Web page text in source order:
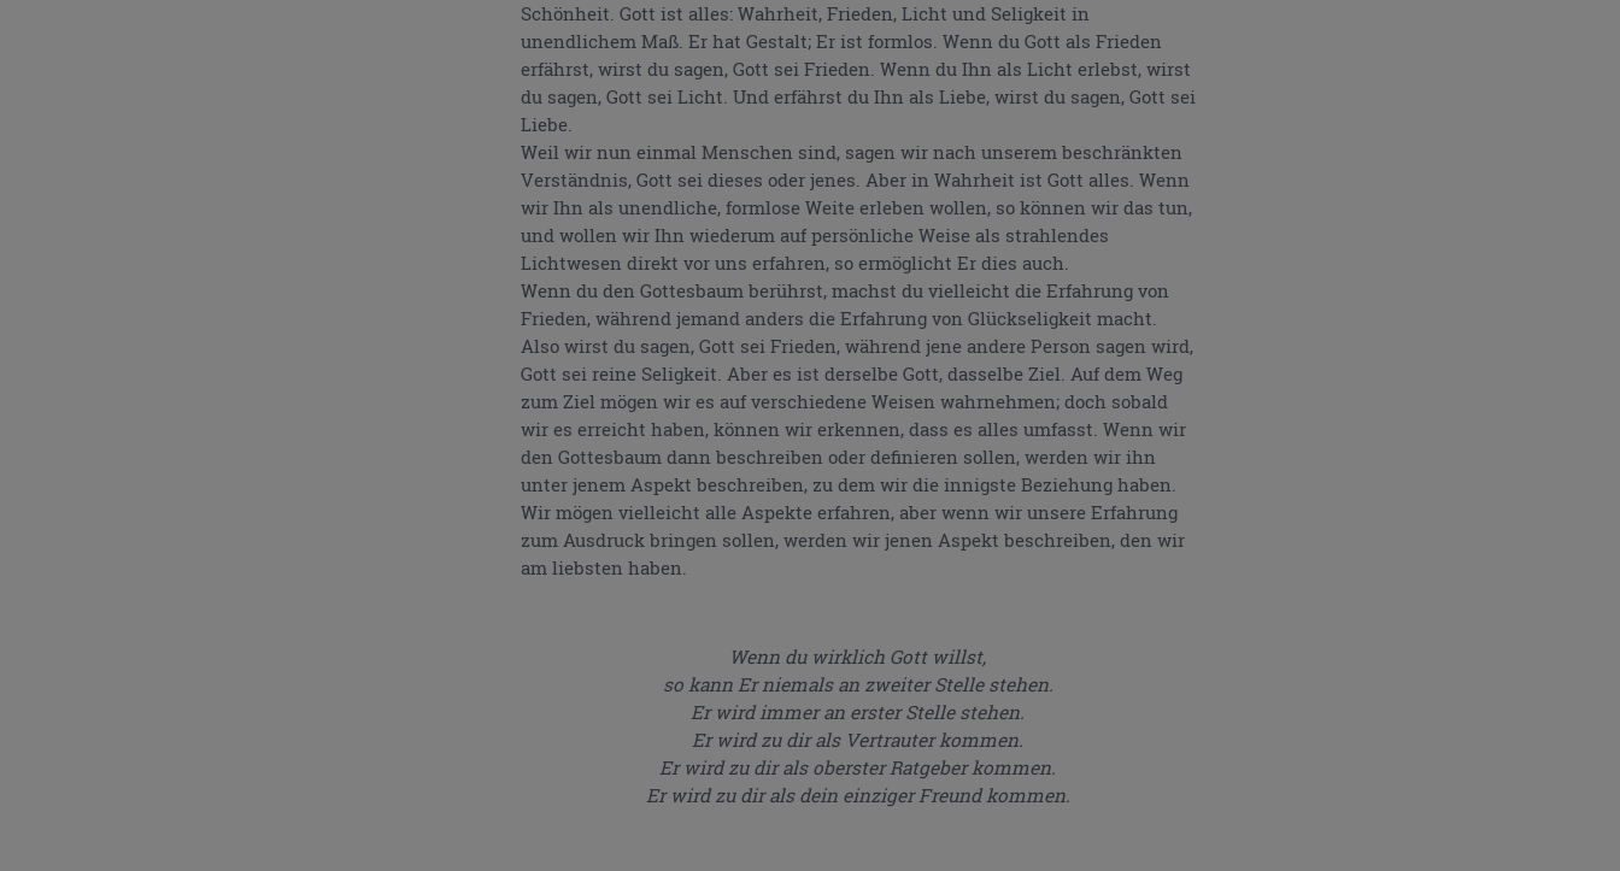
Schönheit. Gott ist alles: Wahrheit, Frieden, Licht und Seligkeit in
unendlichem Maß. Er hat Gestalt; Er ist formlos. Wenn du Gott als Frieden
erfährst, wirst du sagen, Gott sei Frieden. Wenn du Ihn als Licht erlebst, wirst
du sagen, Gott sei Licht. Und erfährst du Ihn als Liebe, wirst du sagen, Gott sei
Liebe.
Weil wir nun einmal Menschen sind, sagen wir nach unserem beschränkten
Verständnis, Gott sei dieses oder jenes. Aber in Wahrheit ist Gott alles. Wenn
wir Ihn als unendliche, formlose Weite erleben wollen, so können wir das tun,
und wollen wir Ihn wiederum auf persönliche Weise als strahlendes
Lichtwesen direkt vor uns erfahren, so ermöglicht Er dies auch.
Wenn du den Gottesbaum berührst, machst du vielleicht die Erfahrung von
Frieden, während jemand anders die Erfahrung von Glückseligkeit macht.
Also wirst du sagen, Gott sei Frieden, während jene andere Person sagen wird,
Gott sei reine Seligkeit. Aber es ist derselbe Gott, dasselbe Ziel. Auf dem Weg
zum Ziel mögen wir es auf verschiedene Weisen wahrnehmen; doch sobald
wir es erreicht haben, können wir erkennen, dass es alles umfasst. Wenn wir
den Gottesbaum dann beschreiben oder definieren sollen, werden wir ihn
unter jenem Aspekt beschreiben, zu dem wir die innigste Beziehung haben.
Wir mögen vielleicht alle Aspekte erfahren, aber wenn wir unsere Erfahrung
zum Ausdruck bringen sollen, werden wir jenen Aspekt beschreiben, den wir
am liebsten haben.
Wenn du wirklich Gott willst,
so kann Er niemals an zweiter Stelle stehen.
Er wird immer an erster Stelle stehen.
Er wird zu dir als Vertrauter kommen.
Er wird zu dir als oberster Ratgeber kommen.
Er wird zu dir als dein einziger Freund kommen.